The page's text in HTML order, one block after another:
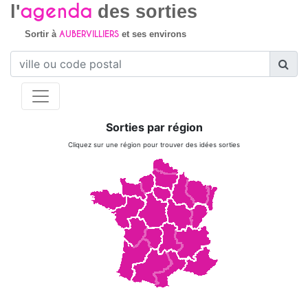
l'agenda des sorties
Sortir à AUBERVILLIERSet ses environs
Sorties par région
Cliquez sur une région pour trouver des idées sorties